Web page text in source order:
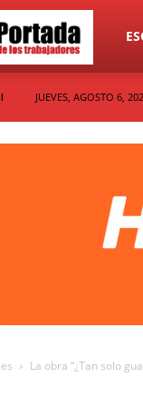
La
JUEVES, AGOSTO 6,
La obra “¿Tan solo